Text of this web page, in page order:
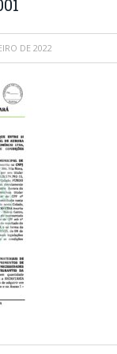
DE 2022